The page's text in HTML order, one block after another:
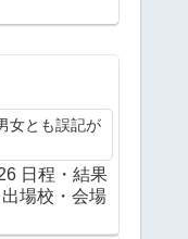
女とも誤記が
日程・結果
場校・会場